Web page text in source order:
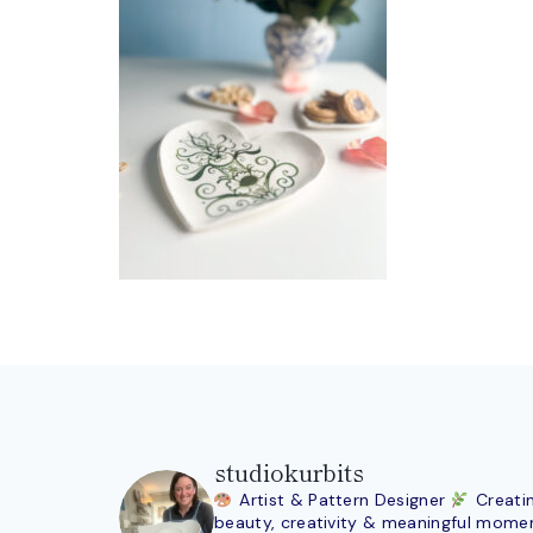
studiokurbits
Artist & Pattern Designer
beauty, creativity & meaningful